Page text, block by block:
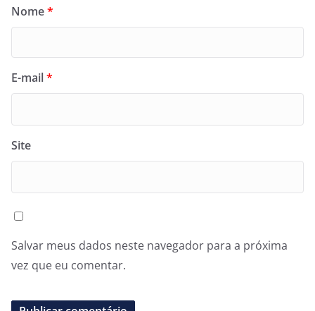
Nome*
E-mail*
Site
Salvar meus dados neste navegador para a próxima
vez que eu comentar.